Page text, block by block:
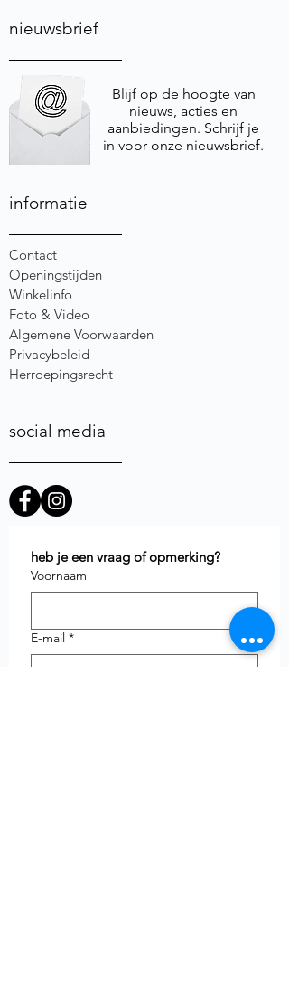
nieuwsbrief
Blijf op de hoogte van
nieuws, acties en
aanbiedingen. Schrijf je
in voor onze nieuwsbrief.
informatie
Contact
Openingstijden
Winkelinfo
Foto & Video
Algemene Voorwaarden
Privacybeleid
Herroepingsrecht
social media
heb je een vraag of opmerking?
Voornaam
E-mail *